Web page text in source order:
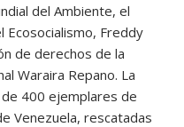
del Ambiente, el
Ecosocialismo, Freddy
de derechos de la
Waraira Repano. La
400 ejemplares de
Venezuela, rescatadas